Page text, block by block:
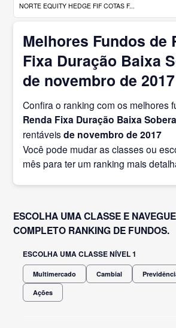
NORTE EQUITY HEDGE FIF COTAS F...
Melhores Fundos de
Fixa Duração Baixa
de novembro de 2017
Confira o ranking com os melhores
Renda Fixa Duração Baixa
rentáveisde novembro de 2017
Você pode mudar as classes ou
mês para ter um ranking mais
ESCOLHA UMA CLASSE E
COMPLETO RANKING DE FUNDOS.
ESCOLHA UMA CLASSE NÍVEL 1
Multimercado Cambial
Ações